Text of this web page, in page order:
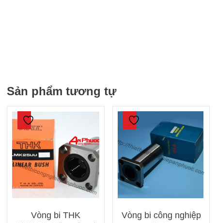
Sản phẩm tương tự
Vòng bi THK
Vòng bi công nghiệp